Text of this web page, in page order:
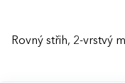
Rovný střih, 2-vrstvý